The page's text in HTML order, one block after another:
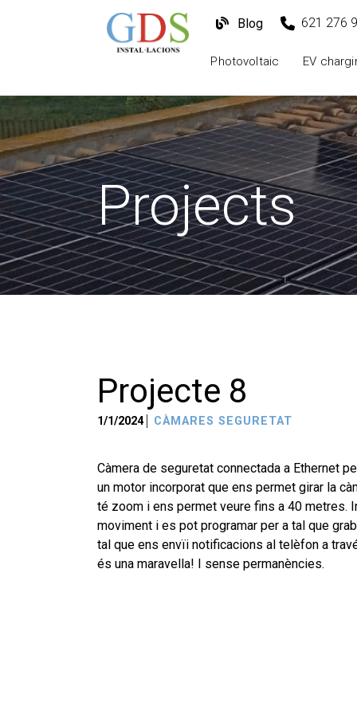
Blog 621 276
Photovoltaic EV
Projects
Projecte 8
1/1/2024 CÀMARES SEGURETAT
Càmera de seguretat connectada a Ethernet
un motor incorporat que ens permet girar la
té zoom i ens permet veure fins a 40 metres.
moviment i es pot programar per a tal que
tal que ens envïi notificacions al telèfon a
és una maravella! I sense permanències.